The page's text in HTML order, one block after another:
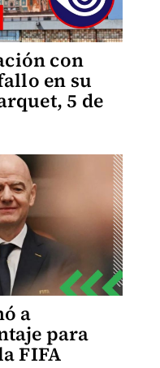
con
en su
5 de
a
para
FIFA